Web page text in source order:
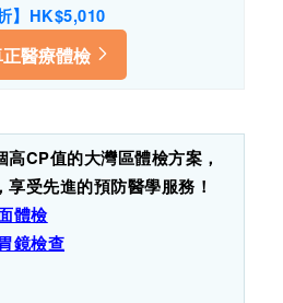
】HK$5,010
醫療體檢
CP值的大灣區體檢方案，
受先進的預防醫學服務！
體檢
鏡檢查